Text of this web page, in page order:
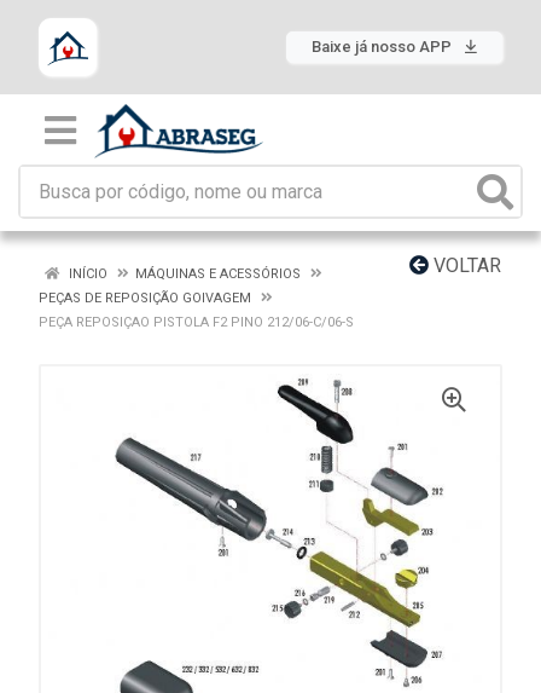
Baixe já nosso APP
VOLTAR
INÍCIO
MÁQUINAS E ACESSÓRIOS
PEÇAS DE REPOSIÇÃO GOIVAGEM
PEÇA REPOSIÇAO PISTOLA F2 PINO 212/06-C/06-S